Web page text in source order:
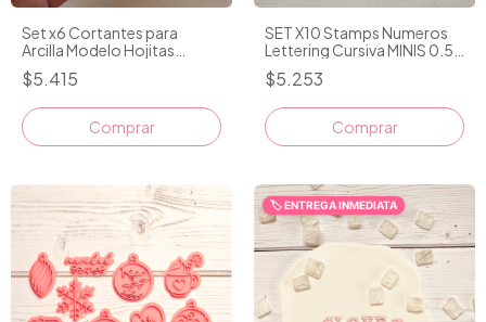
Set x6 Cortantes para
Arcilla Modelo Hojitas
Tropicales Mini D4
$5.415
SET X10 Stamps Numeros
Lettering Cursiva MINIS 0.5
A 1.2CM
$5.253
🏷️ ENTREGA INMEDIATA